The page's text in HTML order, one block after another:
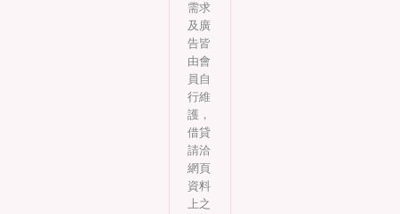
需求
及廣
告皆
由會
員自
行維
護，
借貸
請洽
網頁
資料
上之